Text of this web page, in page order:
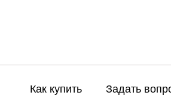
Задать
Как купить